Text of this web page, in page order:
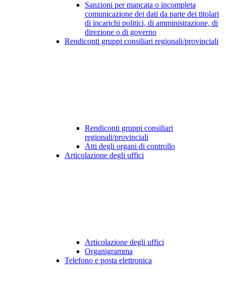
Sanzioni per mancata o incompleta
comunicazione dei dati da parte dei titolari
di incarichi politici, di amministrazione, di
direzione o di governo
Rendiconti gruppi consiliari regionali/provinciali
Rendiconti gruppi consiliari
regionali/provinciali
Atti degli organi di controllo
Articolazione degli uffici
Articolazione degli uffici
Organigramma
Telefono e posta elettronica